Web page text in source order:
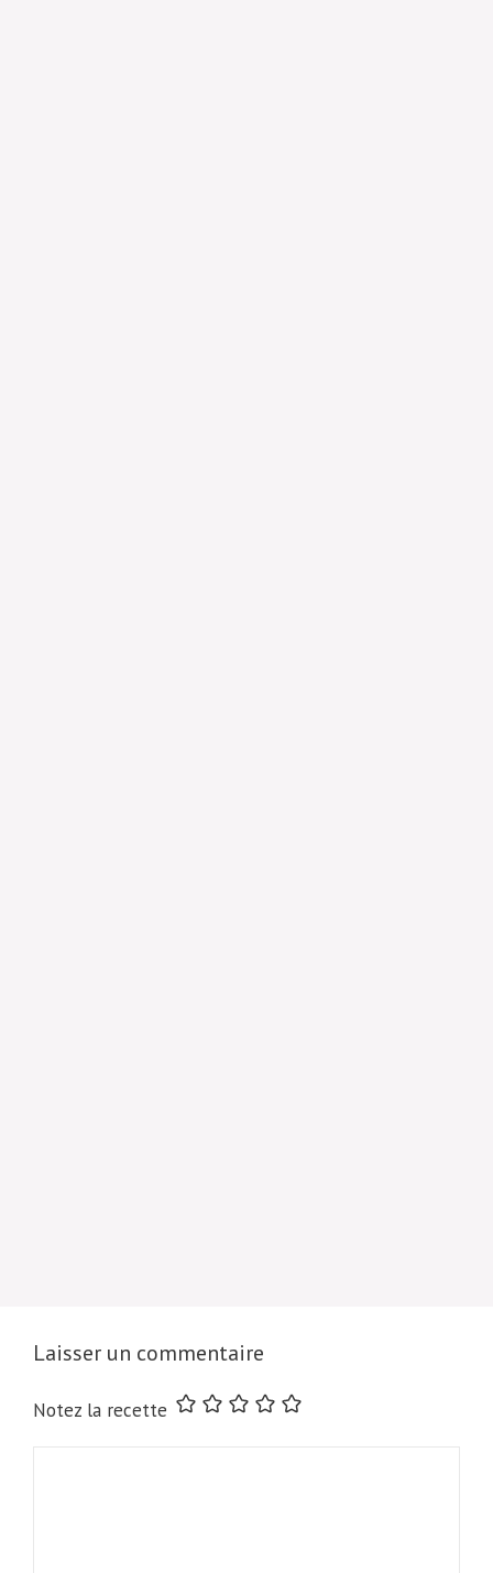
Laisser un commentaire
Notez la recette